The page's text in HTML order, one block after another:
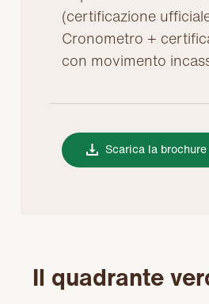
(certificazione
Cronometro +
con movimento
Scarica la brochure
Il quadrante